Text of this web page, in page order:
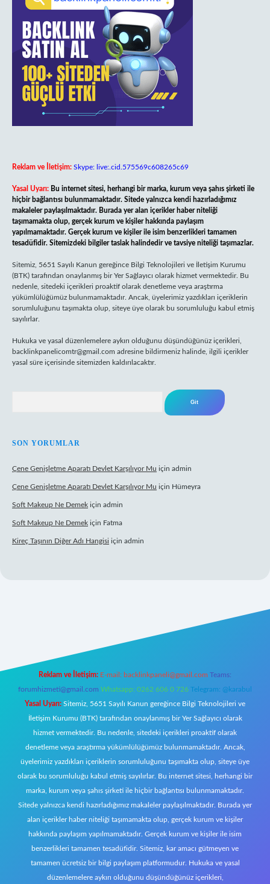
Reklam ve İletişim: Skype: live:.cid.575569c608265c69
Yasal Uyarı: Bu internet sitesi, herhangi bir marka, kurum veya şahıs şirketi ile
hiçbir bağlantısı bulunmamaktadır. Sitede yalnızca kendi hazırladığımız
makaleler paylaşılmaktadır. Burada yer alan içerikler haber niteliği
taşımamakta olup, gerçek kurum ve kişiler hakkında paylaşım
yapılmamaktadır. Gerçek kurum ve kişiler ile isim benzerlikleri tamamen
tesadüfidir. Sitemizdeki bilgiler taslak halindedir ve tavsiye niteliği taşımazlar.
Sitemiz, 5651 Sayılı Kanun gereğince Bilgi Teknolojileri ve İletişim Kurumu
(BTK) tarafından onaylanmış bir Yer Sağlayıcı olarak hizmet vermektedir. Bu
nedenle, sitedeki içerikleri proaktif olarak denetleme veya araştırma
yükümlülüğümüz bulunmamaktadır. Ancak, üyelerimiz yazdıkları içeriklerin
sorumluluğunu taşımakta olup, siteye üye olarak bu sorumluluğu kabul etmiş
sayılırlar.
Hukuka ve yasal düzenlemelere aykırı olduğunu düşündüğünüz içerikleri,
backlinkpanelicomtr@gmail.com adresine bildirmeniz halinde, ilgili içerikler
yasal süre içerisinde sitemizden kaldırılacaktır.
SON YORUMLAR
Çene Genişletme Aparatı Devlet Karşılıyor Mu için admin
Çene Genişletme Aparatı Devlet Karşılıyor Mu için Hümeyra
Soft Makeup Ne Demek için admin
Soft Makeup Ne Demek için Fatma
Kireç Taşının Diğer Adı Hangisi için admin
Reklam ve İletişim: E-mail: backlinkpaneli@gmail.com Teams:
forumhizmeti@gmail.com Whatsapp: 0262 606 0 726 Telegram: @karabul
Yasal Uyarı: Sitemiz, 5651 Sayılı Kanun gereğince Bilgi Teknolojileri ve
İletişim Kurumu (BTK) tarafından onaylanmış bir Yer Sağlayıcı olarak
hizmet vermektedir. Bu nedenle, sitedeki içerikleri proaktif olarak
denetleme veya araştırma yükümlülüğümüz bulunmamaktadır. Ancak,
üyelerimiz yazdıkları içeriklerin sorumluluğunu taşımakta olup, siteye üye
olarak bu sorumluluğu kabul etmiş sayılırlar. Bu internet sitesi, herhangi bir
marka, kurum veya şahıs şirketi ile hiçbir bağlantısı bulunmamaktadır.
Sitede yalnızca kendi hazırladığımız makaleler paylaşılmaktadır. Burada yer
alan içerikler haber niteliği taşımamakta olup, gerçek kurum ve kişiler
hakkında paylaşım yapılmamaktadır. Gerçek kurum ve kişiler ile isim
benzerlikleri tamamen tesadüfidir. Sitemiz, kar amacı gütmeyen ve
tamamen ücretsiz bir bilgi paylaşım platformudur. Hukuka ve yasal
düzenlemelere aykırı olduğunu düşündüğünüz içerikleri,